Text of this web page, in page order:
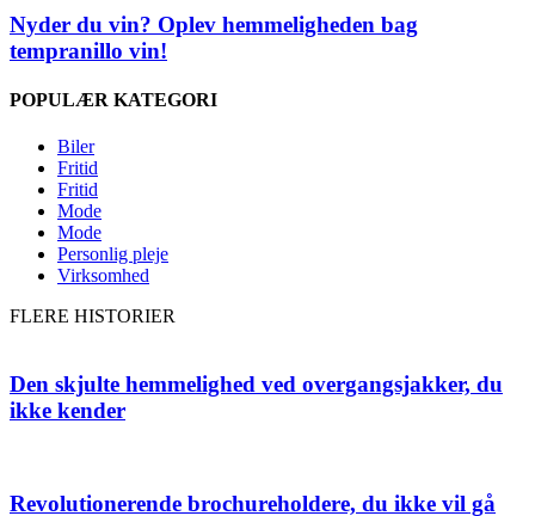
Nyder du vin? Oplev hemmeligheden bag
tempranillo vin!
POPULÆR KATEGORI
Biler
Fritid
Fritid
Mode
Mode
Personlig pleje
Virksomhed
FLERE HISTORIER
Den skjulte hemmelighed ved overgangsjakker, du
ikke kender
Revolutionerende brochureholdere, du ikke vil gå